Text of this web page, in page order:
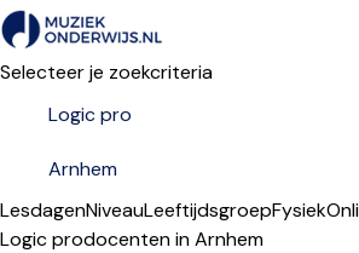
Selecteer je zoekcriteria
LesdagenNiveauLeeftijdsgroepFysiek
Logic prodocenten in Arnhem